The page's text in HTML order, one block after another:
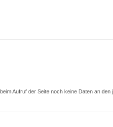
Aufruf der Seite noch keine Daten an den